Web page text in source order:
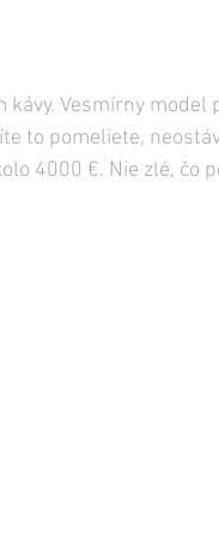
kávy. Vesmírny
to pomeliete,
4000 €. Nie zlé, čo